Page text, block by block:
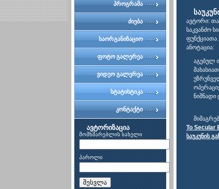
პროგრამა
ძიება
საორგანიზაციო
კომიტეტი
ფოტო გალერეა
ვიდეო გალერეა
სტატისტიკა
კონტაქტი
ავტორიზაცია
მომხმარებლის სახელი
პაროლი
შესვლა
ავტორი:
საკვანძო
ანოტაცია:
აგებულ
To Secular
საუკუნის